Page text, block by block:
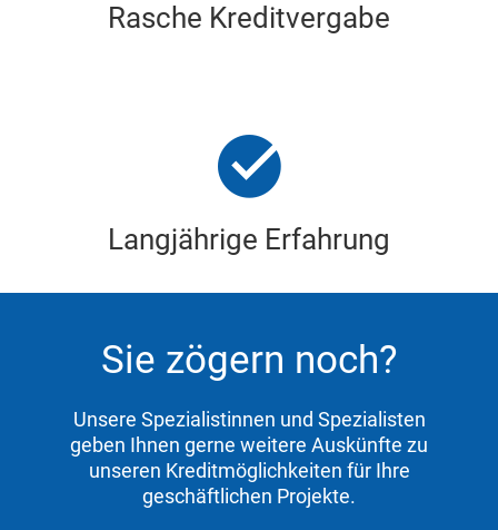
Rasche Kreditvergabe
Langjährige Erfahrung
Sie zögern noch?
Unsere Spezialistinnen und Spezialisten
geben Ihnen gerne weitere Auskünfte zu
unseren Kreditmöglichkeiten für Ihre
geschäftlichen Projekte.